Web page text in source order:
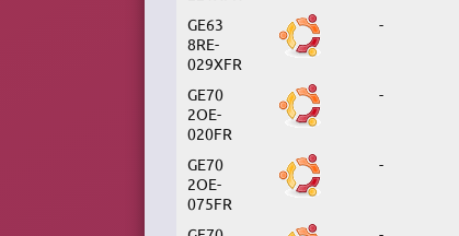
GE63
8RE-
029XFR
-
GE70
2OE-
020FR
-
GE70
2OE-
075FR
-